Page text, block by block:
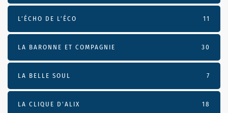
L’ÉCHO DE L’ÉCO 11
LA BARONNE ET COMPAGNIE 30
LA BELLE SOUL 7
LA CLIQUE D'ALIX 18